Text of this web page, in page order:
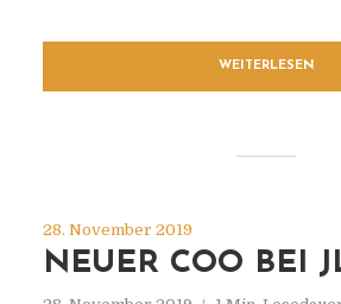
WEITERLESEN
28. November 2019
NEUER COO BEI